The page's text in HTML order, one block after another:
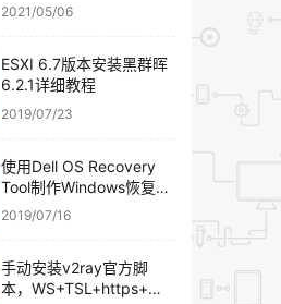
2021/05/06
ESXI 6.7版本安装黑群晖
6.2.1详细教程
2019/07/23
使用Dell OS Recovery
Tool制作Windows恢复U
盘
2019/07/16
手动安装v2ray官方脚
本，WS+TSL+https+域